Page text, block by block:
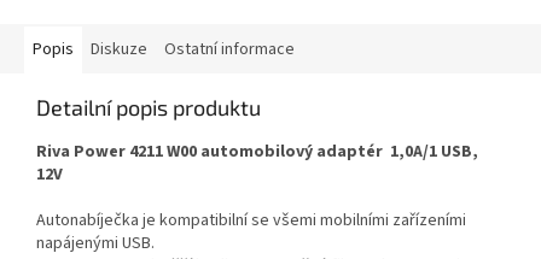
Popis Diskuze Ostatní informace
Detailní popis produktu
Riva Power 4211 W00 automobilový adaptér 1,0A/1 USB,
12V
Autonabíječka je kompatibilní se všemi mobilními zařízeními
napájenými USB.